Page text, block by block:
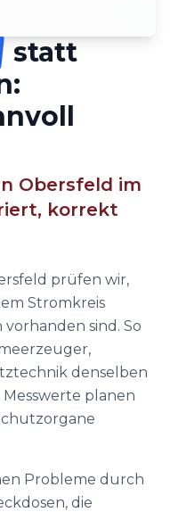
statt
Obersfeld im
korrekt
prüfen wir,
Stromkreis
sind. So
denselben
Messwerte planen
Probleme durch
die